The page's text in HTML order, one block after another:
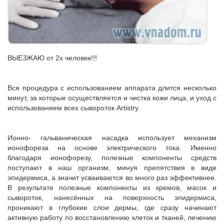
ВЫЕЗЖАЮ от 2х человек!!!
Вся процедура с использованием аппарата длится несколько
минут, за которые осуществляется и чистка кожи лица, и уход с
использованием всех сывороток Artistry.
Ионно- гальваническая насадка использует механизм
ионофореза на основе электрического тока. Именно
благодаря ионофорезу, полезные компоненты средств
поступают в наш организм, минуя препятствия в виде
эпидермиса, а значит усваиваются во много раз эффективнее.
В результате полезные компоненты из кремов, масок и
сывороток, нанесённых на поверхность эпидермиса,
проникают в глубокие слои дермы, где сразу начинают
активную работу по восстановлению клеток и тканей, лечению